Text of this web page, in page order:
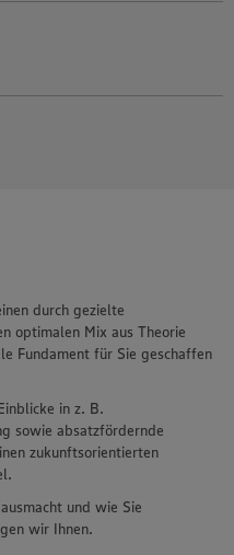
durch gezielte
optimalen Mix aus Theorie
Fundament für Sie geschaffen
in z. B.
sowie absatzfördernde
zukunftsorientierten
und wie Sie
wir Ihnen.